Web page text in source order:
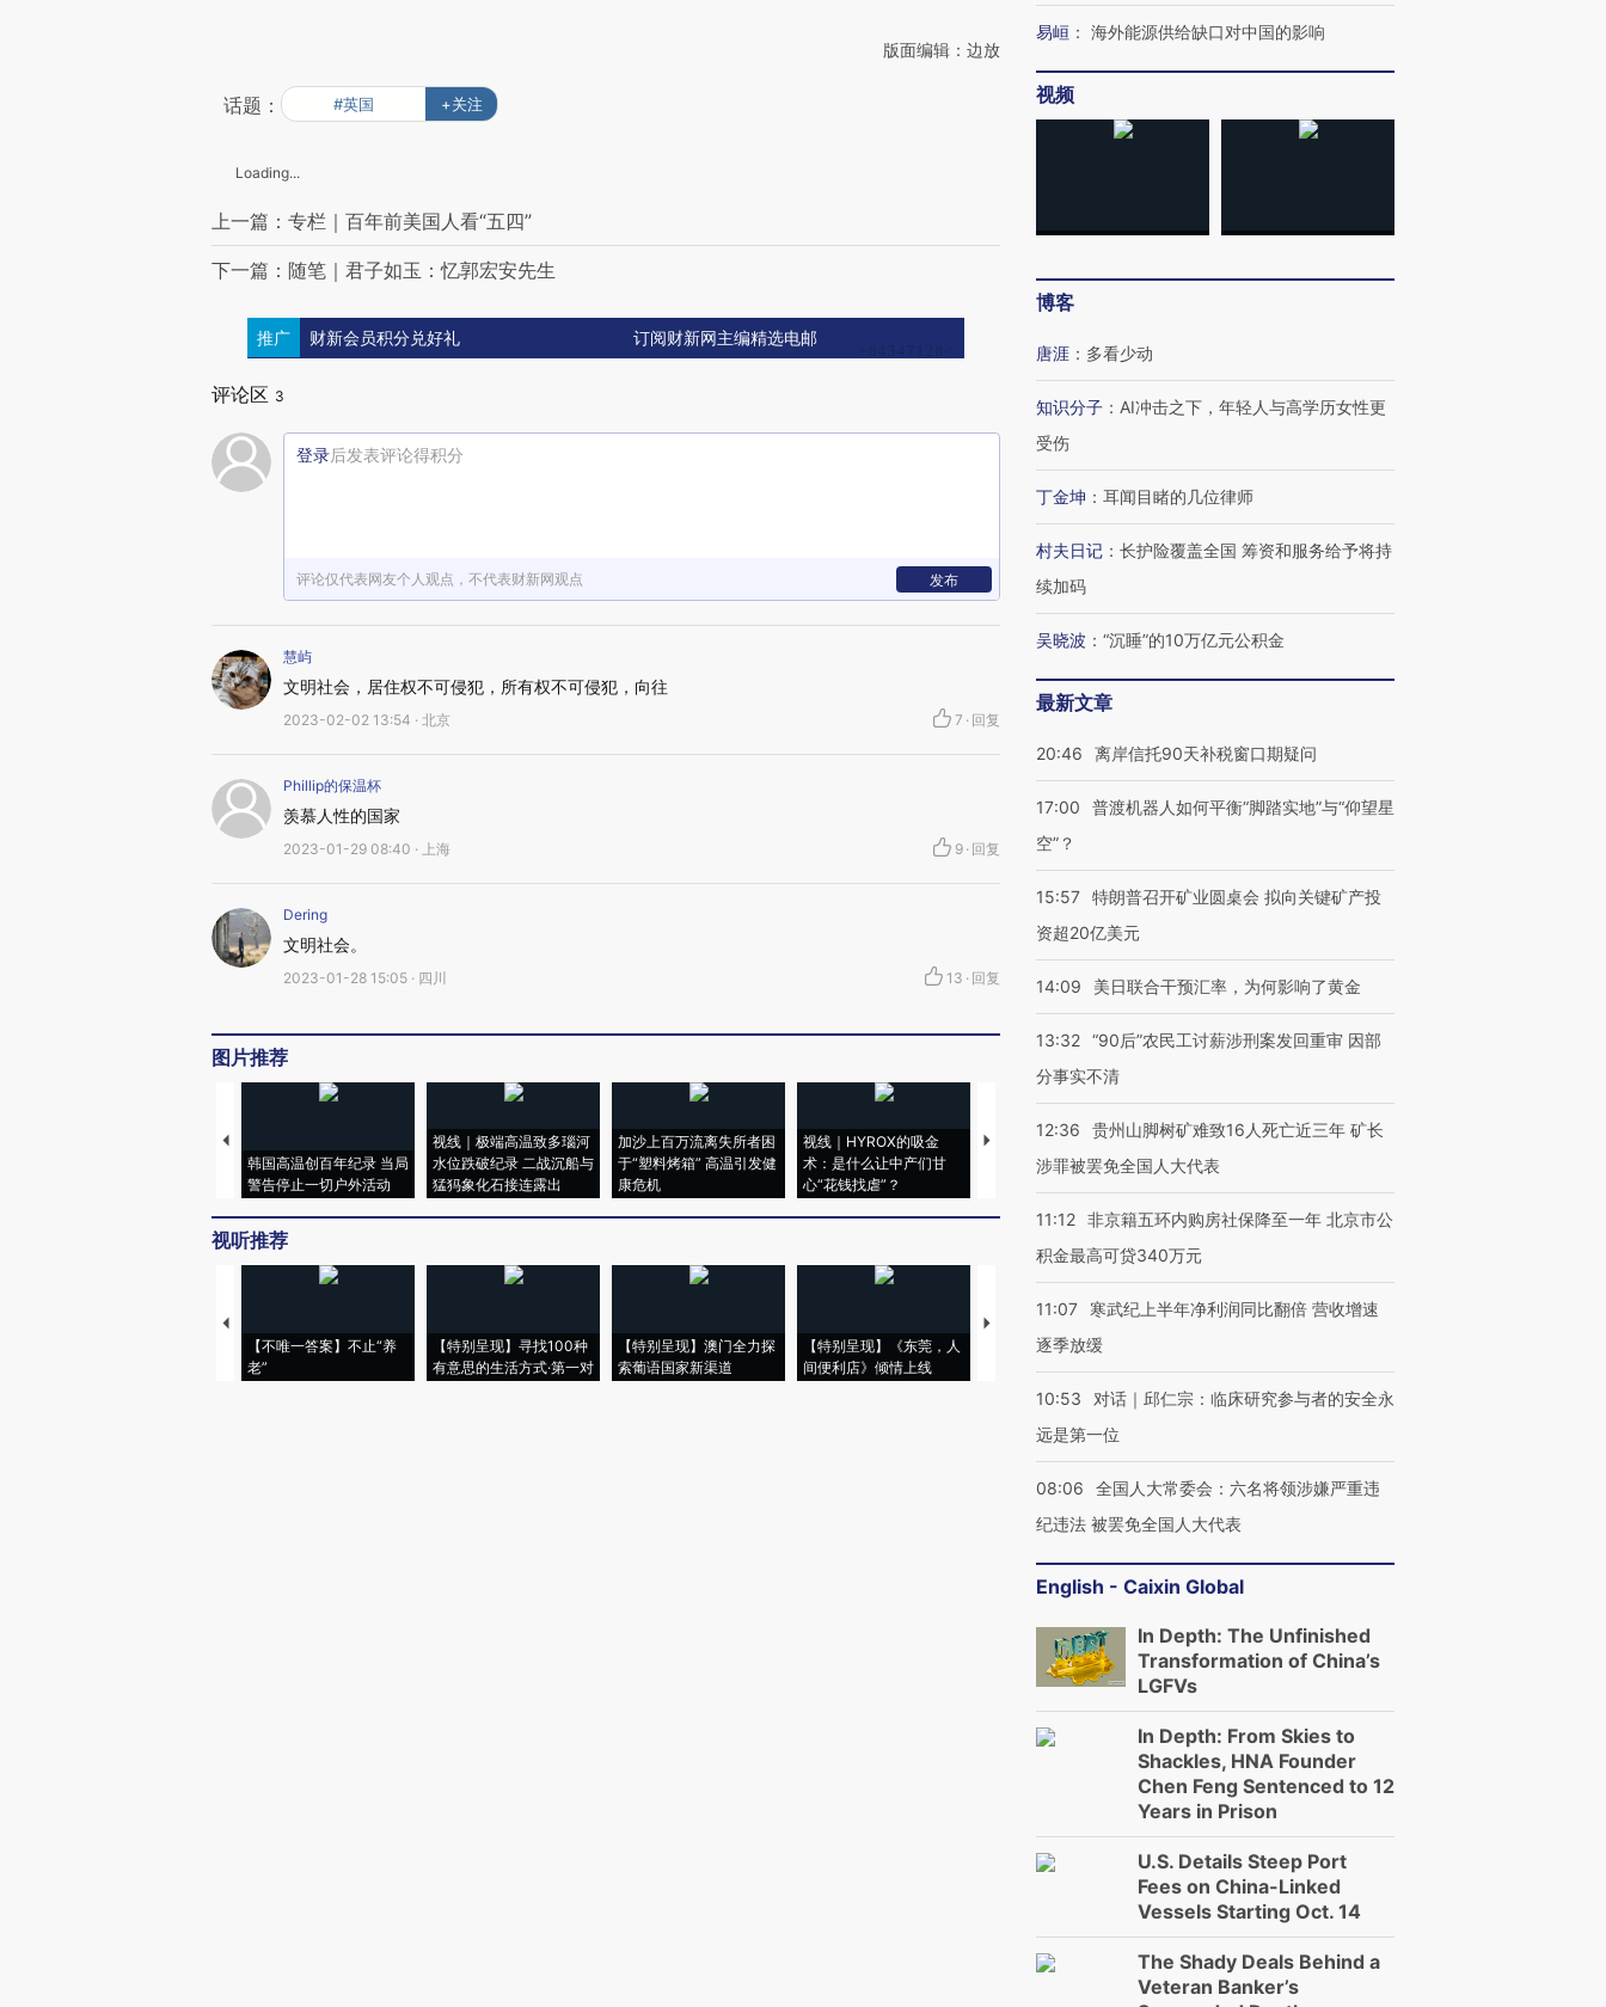
版面编辑：边放
话题： #英国 +关注
Loading...
上一篇：专栏｜百年前美国人看“五四”
下一篇：随笔｜君子如玉：忆郭宏安先生
推广 财新会员积分兑好礼 订阅财新网主编精选电邮
评论区 3
登录后发表评论得积分
评论仅代表网友个人观点，不代表财新网观点 发布
慧屿
文明社会，居住权不可侵犯，所有权不可侵犯，向往
2023-02-02 13:54 · 北京 7 · 回复
Phillip的保温杯
羡慕人性的国家
2023-01-29 08:40 · 上海 9 · 回复
Dering
文明社会。
2023-01-28 15:05 · 四川 13 · 回复
图片推荐
韩国高温创百年纪录 当局
警告停止一切户外活动
视线｜极端高温致多瑙河
水位跌破纪录 二战沉船与
猛犸象化石接连露出
加沙上百万流离失所者困
于“塑料烤箱” 高温引发健
康危机
视线｜HYROX的吸金
术：是什么让中产们甘
心“花钱找虐”？
马航飞行员跨国走私7万
粒摇头丸 尿检体内含3种
视线｜被称为“蟑螂”的印
度Z世代 用街头抗争将教
视线｜“入侵”还是“人道危
视听推荐
【不唯一答案】不止“养
老”
【特别呈现】寻找100种
有意思的生活方式·第一对
【特别呈现】澳门全力探
索葡语国家新渠道
【特别呈现】《东莞，人
间便利店》倾情上线
【推广】走进第四届链博
会，让数智科技“链”接产
有意思的生活方式·第三对
住三大增长引擎是什么？
易峘 ： 海外能源供给缺口对中国的影响
视频
博客
唐涯 ： 多看少动
知识分子 ： AI冲击之下，年轻人与高学历女性更
受伤
丁金坤 ： 耳闻目睹的几位律师
村夫日记 ： 长护险覆盖全国 筹资和服务给予将持
续加码
吴晓波 ： “沉睡”的10万亿元公积金
最新文章
20:46 离岸信托90天补税窗口期疑问
17:00
普渡机器人如何平衡“脚踏实地”与“仰望星
空”？
15:57 特朗普召开矿业圆桌会 拟向关键矿产投
资超20亿美元
14:09 美日联合干预汇率，为何影响了黄金
13:32 “90后”农民工讨薪涉刑案发回重审 因部
分事实不清
12:36
贵州山脚树矿难致16人死亡近三年 矿长
涉罪被罢免全国人大代表
11:12 非京籍五环内购房社保降至一年 北京市公
积金最高可贷340万元
11:07
寒武纪上半年净利润同比翻倍 营收增速
逐季放缓
10:53
对话｜邱仁宗：临床研究参与者的安全永
远是第一位
08:06
全国人大常委会：六名将领涉嫌严重违
纪违法 被罢免全国人大代表
English - Caixin Global
In Depth: The Unfinished
Transformation of China’s
LGFVs
In Depth: From Skies to
Shackles, HNA Founder
Chen Feng Sentenced to 12
Years in Prison
U.S. Details Steep Port
Fees on China-Linked
Vessels Starting Oct. 14
The Shady Deals Behind a
Veteran Banker’s